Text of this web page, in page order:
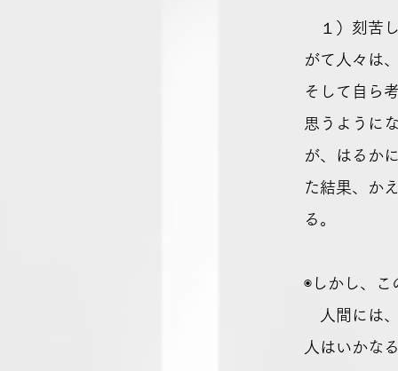
１）刻苦し
がて人々は
そして自ら
思うように
が、はるか
た結果、か
る。
◉しかし、こ
人間には、
人はいかな